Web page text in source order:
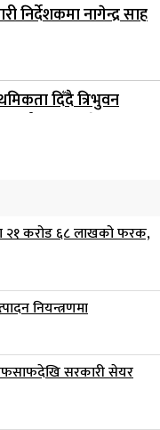
निर्देशकमा नागेन्द्र साह
दिँदै त्रिभुवन
नयाँ तलबमान स्वीकृत,
१ करोड खर्च, २०८३
शव बेस क्याम्पमा
२१ करोड ६८ लाखको फरक,
नियन्त्रणमा
सरकारी सेयर